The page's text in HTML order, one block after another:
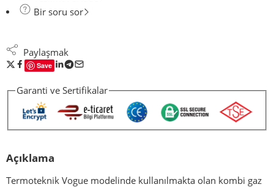
Bir soru sor
Paylaşmak
Save
Garanti ve Sertifikalar
Açıklama
Termoteknik Vogue modelinde kullanılmakta olan kombi gaz